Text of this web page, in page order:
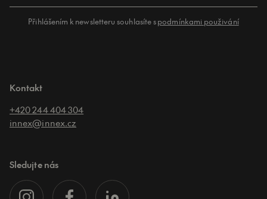
Přihlášením k newsletteru souhlasíte spodmínkami použivání
Kontakt
+420 244 404 304
innex@innex.cz
Sledujte nás